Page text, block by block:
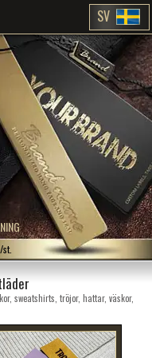
SV
sweatshirts, tröjor, hattar, väskor,